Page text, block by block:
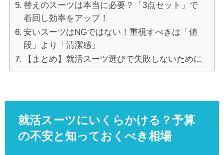
替えのスーツは本当に必要？「3点セット」で
着回し効率をアップ！
安いスーツはNGではない！重視すべきは「値
段」より「清潔感」
【まとめ】就活スーツ選びで失敗しないために
就活スーツにいくらかける？予算
の不安と知っておくべき相場